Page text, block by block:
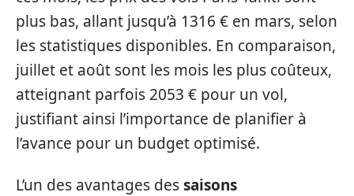
plus bas, allant jusqu’à 1316 € en mars, selon
les statistiques disponibles. En comparaison,
juillet et août sont les mois les plus coûteux,
atteignant parfois 2053 € pour un vol,
justifiant ainsi l’importance de planifier à
l’avance pour un budget optimisé.
L’un des avantages dessaisons